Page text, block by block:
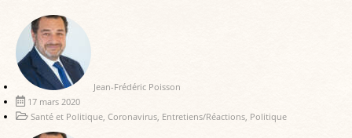
Jean-Frédéric Poisson
17 mars 2020
Santé et Politique, Coronavirus, Entretiens/Réactions, Politique